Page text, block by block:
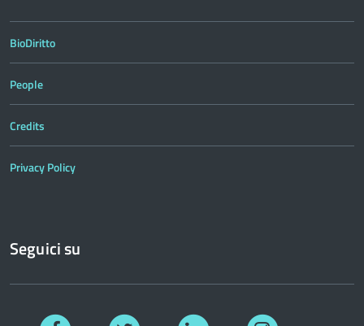
BioDiritto
People
Credits
Privacy Policy
Seguici su
Facebook Linkedin